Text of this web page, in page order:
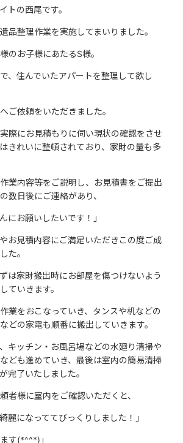
トの西尾です。
品整理作業を実施してまいりました。
のお子様にあたるS様。
、住んでいたアパートを整理して欲し
ご依頼をいただきました。
際にお見積もりに伺い現状の確認をさせ
きれいに整頓されており、家財の量も多
業内容等をご説明し、お見積書をご提出
数日後にご連絡があり、
にお願いしたいです！」
お見積内容にご満足いただきこの度ご成
た。
は家財搬出時にお部屋を傷つけないよう
ていきます。
業をおこなっていき、タンスや机などの
どの家電も順番に搬出していきます。
キッチン・お風呂場などの水廻り清掃や
ども進めていき、最後は室内の簡易清掃
完了いたしました。
者様に室内をご確認いただくと、
麗になっててびっくりしました！」
す(*^^*)」